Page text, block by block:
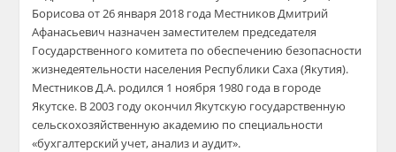
Борисова от 26 января 2018 года Местников Дмитрий
Афанасьевич назначен заместителем председателя
Государственного комитета по обеспечению безопасности
жизнедеятельности населения Республики Саха (Якутия).
Местников Д.А. родился 1 ноября 1980 года в городе
Якутске. В 2003 году окончил Якутскую государственную
сельскохозяйственную академию по специальности
«бухгалтерский учет, анализ и аудит».